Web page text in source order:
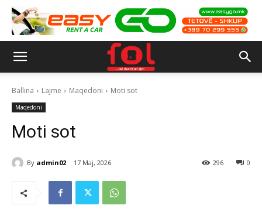
Ballina Lajme Maqedoni Moti sot
Maqedoni
Moti sot
By admin02 17 Maj, 2026 0
296